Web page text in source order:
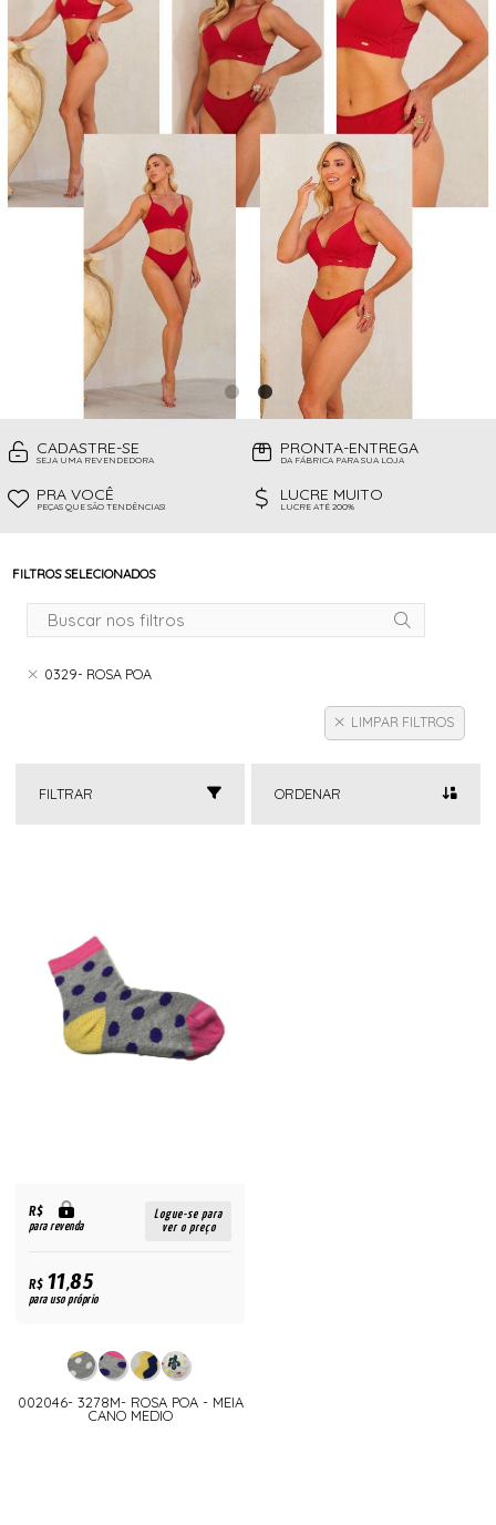
TOP
CINTAS
CONJUNTO DE LINGERIE SEM BOJO
FITNESS
MEIAS
PIJAMAS INFANTIL
PIJAMAS INVERNO
PIJAMAS VERÃO
TODOS DE PROMOÇÕES
CADASTRE-SE
SEJA UMA REVENDEDORA
PRONTA-ENTREGA
DA FÁBRICA PARA SUA LOJA
PRA VOCÊ
PEÇAS QUE SÃO TENDÊNCIAS!
LUCRE MUITO
LUCRE ATÉ 200%
FILTROS SELECIONADOS
0329- ROSA POA
LIMPAR FILTROS
FILTRAR ORDENAR
R$
para revenda
Logue-se para
ver o preço
R$11,85
para uso próprio
002046- 3278M- ROSA POA - MEIA
CANO MEDIO